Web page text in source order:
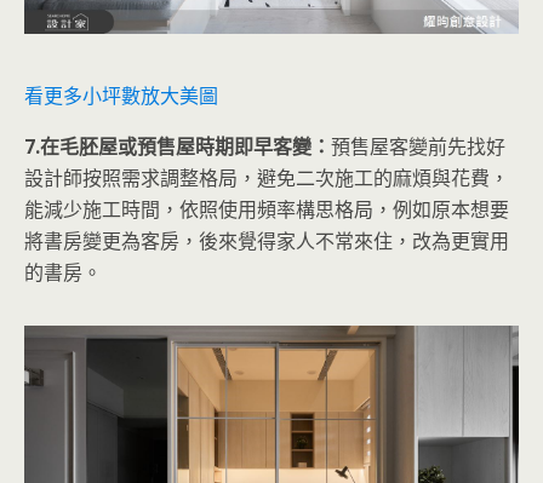
看更多小坪數放大美圖
7.在毛胚屋或預售屋時期即早客變： 預售屋客變前先找好
設計師按照需求調整格局，避免二次施工的麻煩與花費，
能減少施工時間，依照使用頻率構思格局，例如原本想要
將書房變更為客房，後來覺得家人不常來住，改為更實用
的書房。